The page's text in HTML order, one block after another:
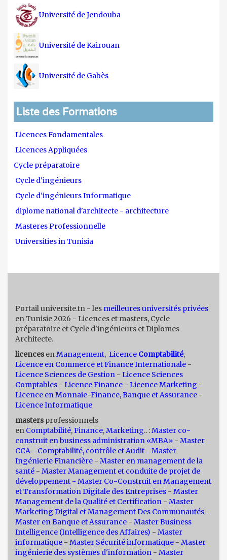
Université de Jendouba
Université de Kairouan
Université de Gabès
Liste des Formations
Licences Fondamentales
Licences Appliquées
Cycle préparatoire
Cycle d'ingénieurs
Cycle d'ingénieurs Informatique
diplome national d'architecte - architecture
Masteres Professionnelle
Universities in Tunisia
Portail universite.tn - les meilleures universités privées
en Tunisie 2026 - Licences et masters, Cycle
préparatoire et Cycle d'ingénieurs et Diplomes
Architecte.
licences enManagement, Licence Comptabilité,
Licence en Commerce et Finance Internationale -
Licence Sciences de Gestion - Licence Sciences
Comptables - Licence Finance - Licence Marketing -
Licence en Monnaie-Finance, Banque et Assurance -
Licence Informatique
masters professionnels
en Comptabilité,Finance,Marketing.. :Master co-
construit en business administration «MBA» - Master
CCA - Comptabilité, contrôle et Audit - Master
Ingénierie Financière - Master en management de la
santé - Master Management et conduite de projet de
développement - Master Co-Construit en Management
et Transformation Digitale des Entreprises - Master
Management de la Qualité et Certification - Master
Marketing Digital et Management Des Communautés -
Master en Banque et Assurance - Master Business
Intelligence (Intelligence des Affaires) - Master
informatique - Master Sécurité informatique - Master
ingénierie des systèmes d'information - Master